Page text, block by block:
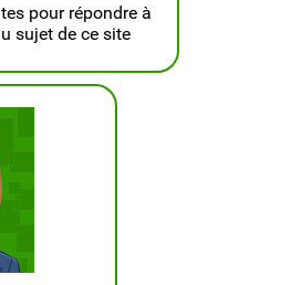
pour répondre à
sujet de ce site